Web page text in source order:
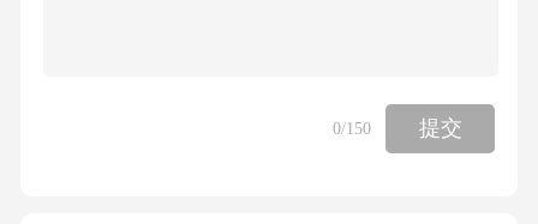
（小住京华）》中，体现秋瑾不甘雌伏、渴望
建功立业的句子是：________________，_____
0/150 提交